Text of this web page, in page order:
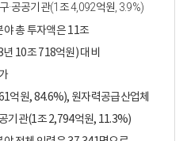
·공공기관(1조 4,092억원, 3.9%)
총 투자액은 11조
10조 718억원) 대비
억원, 84.6%), 원자력공급산업체
기관(1조 2,794억원, 11.3%)